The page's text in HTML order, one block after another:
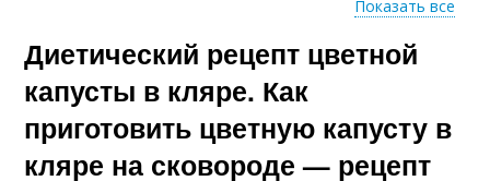
Рецепт с пошаговыми
фото
Пошаговый рецепт
Рецепт с фото
Оригинальные
Показать все
Диетический рецепт цветной
капусты в кляре. Как
приготовить цветную капусту в
кляре на сковороде — рецепт